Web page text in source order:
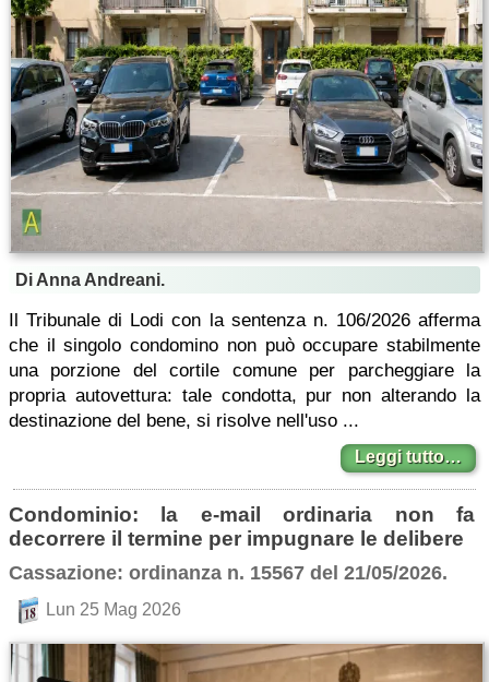
Di Anna Andreani.
Il Tribunale di Lodi con la sentenza n. 106/2026 afferma
che il singolo condomino non può occupare stabilmente
una porzione del cortile comune per parcheggiare la
propria autovettura: tale condotta, pur non alterando la
destinazione del bene, si risolve nell'uso ...
Leggi tutto…
Condominio: la e-mail ordinaria non fa
decorrere il termine per impugnare le delibere
Cassazione: ordinanza n. 15567 del 21/05/2026.
Lun 25 Mag 2026